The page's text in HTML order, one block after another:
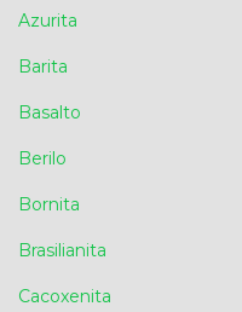
Azurita
Barita
Basalto
Berilo
Bornita
Brasilianita
Cacoxenita